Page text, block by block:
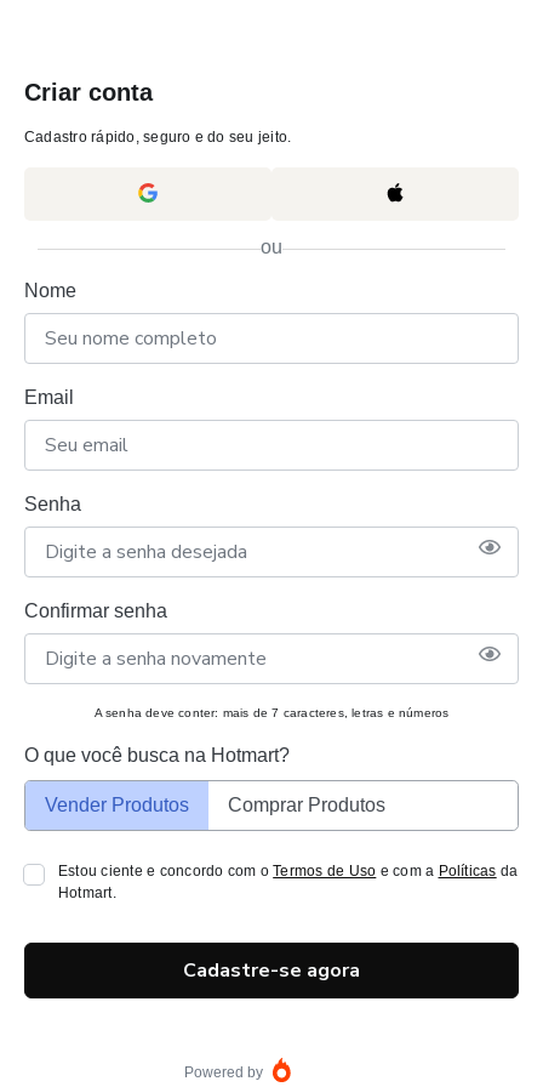
Criar conta
Cadastro rápido, seguro e do seu jeito.
ou
Nome
Email
Senha
Confirmar senha
A senha deve conter: mais de 7 caracteres, letras e números
O que você busca na Hotmart?
Vender Produtos Comprar Produtos
Estou ciente e concordo com oTermos de Uso e com a Políticas da
Hotmart.
Cadastre-se agora
Powered by